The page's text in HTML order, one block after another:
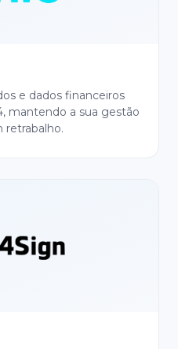
e dados financeiros
mantendo a sua gestão
retrabalho.